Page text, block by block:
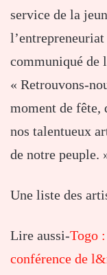
service de la
communiqué de
« Retrouvons-
moment de fête,
nos talentueux
de notre peuple.
Une liste des
Lire aussi-Togo
conférence de